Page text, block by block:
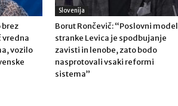
brez
vredna
vozilo
Slovenija
Borut Rončevič: “Poslovni model
stranke Levica je spodbujanje
zavisti in lenobe, zato bodo
nasprotovali vsaki reformi
sistema”